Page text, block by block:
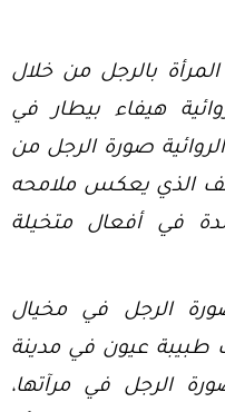
بالرجل من خلال
هيفاء بيطار في
صورة الرجل من
الذي يعكس ملامحه
في أفعال متخيلة
الرجل في مخيال
طبيبة عيون في مدينة
الرجل في مرآتها،